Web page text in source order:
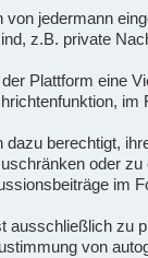
von jedermann
z.B. private
Plattform eine
im
berechtigt,
oder
im
ausschließlich zu
von